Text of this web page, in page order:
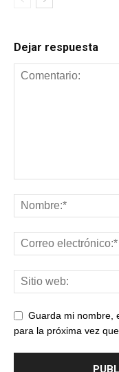
Dejar respuesta
Guarda mi nombre,
para la próxima vez